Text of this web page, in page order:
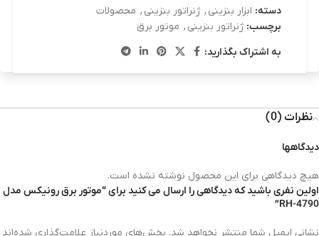
دسته: ابزار بنزینی , ژنراتور بنزینی , محصولات
برچسب: ژنراتور بنزینی , موتور برق
به اشتراک بگذارید:
نظرات (0)
دیدگاهها
هیچ دیدگاهی برای این محصول نوشته نشده است.
اولین نفری باشید که دیدگاهی را ارسال می کنید برای “موتور برق رونیکس مدل
RH-4790”
نشانی ایمیل شما منتشر نخواهد شد. بخش‌های موردنیاز علامت‌گذاری شده‌اند